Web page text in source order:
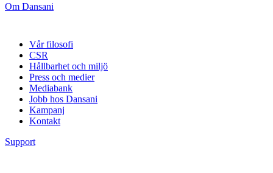
Om Dansani
Vår filosofi
CSR
Hållbarhet och miljö
Press och medier
Mediabank
Jobb hos Dansani
Kampanj
Kontakt
Support